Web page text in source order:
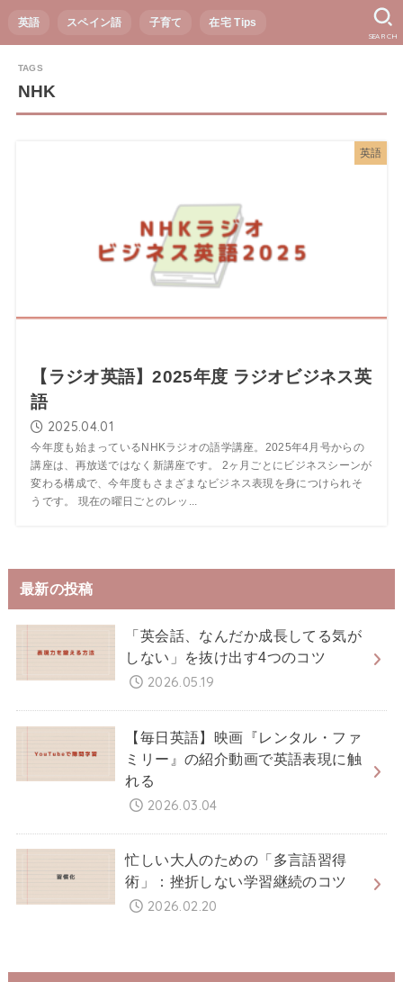
英語 スペイン語 子育て 在宅 Tips
SEARCH
NHK
英語
【ラジオ英語】2025年度 ラジオビジネス英
語
2025.04.01
今年度も始まっているNHKラジオの語学講座。2025年4月号からの
講座は、再放送ではなく新講座です。 2ヶ月ごとにビジネスシーンが
変わる構成で、今年度もさまざまなビジネス表現を身につけられそ
うです。 現在の曜日ごとのレッ...
最新の投稿
「英会話、なんだか成長してる気が
しない」を抜け出す4つのコツ
2026.05.19
【毎日英語】映画『レンタル・ファ
ミリー』の紹介動画で英語表現に触
れる
2026.03.04
忙しい大人のための「多言語習得
術」：挫折しない学習継続のコツ
2026.02.20